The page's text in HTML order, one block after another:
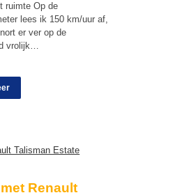
ruimte Op de
lees ik 150 km/uur af,
er ver op de
vrolijk…
Renault